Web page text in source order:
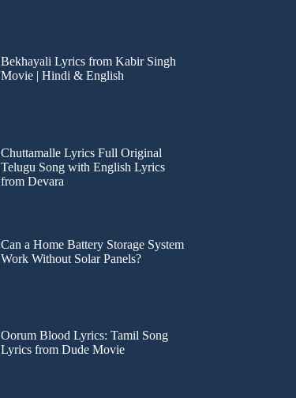
Bekhayali Lyrics from Kabir Singh
Movie | Hindi & English
Chuttamalle Lyrics Full Original
Telugu Song with English Lyrics
from Devara
Can a Home Battery Storage System
Work Without Solar Panels?
Oorum Blood Lyrics: Tamil Song
Lyrics from Dude Movie